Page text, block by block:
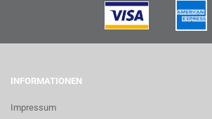
INFORMATIONEN
Impressum